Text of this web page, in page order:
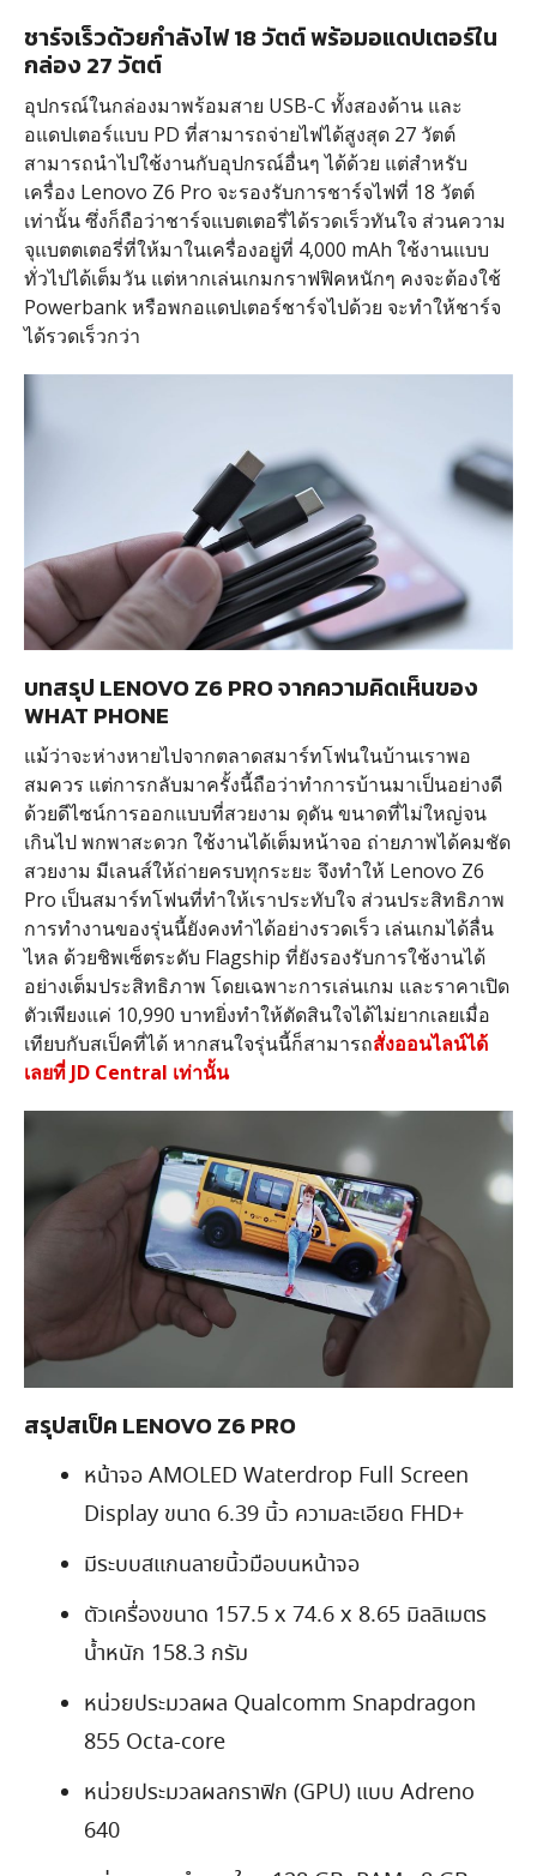
ชาร์จเร็วด้วยกำลังไฟ 18 วัตต์ พร้อมอแดปเตอร์ใน
กล่อง 27 วัตต์
อุปกรณ์ในกล่องมาพร้อมสาย USB-C ทั้งสองด้าน และ
อแดปเตอร์แบบ PD ที่สามารถจ่ายไฟได้สูงสุด 27 วัตต์
สามารถนำไปใช้งานกับอุปกรณ์อื่นๆ ได้ด้วย แต่สำหรับ
เครื่อง Lenovo Z6 Pro จะรองรับการชาร์จไฟที่ 18 วัตต์
เท่านั้น ซึ่งก็ถือว่าชาร์จแบตเตอรี่ได้รวดเร็วทันใจ ส่วนความ
จุแบตตเตอรี่ที่ให้มาในเครื่องอยู่ที่ 4,000 mAh ใช้งานแบบ
ทั่วไปได้เต็มวัน แต่หากเล่นเกมกราฟฟิคหนักๆ คงจะต้องใช้
Powerbank หรือพกอแดปเตอร์ชาร์จไปด้วย จะทำให้ชาร์จ
ได้รวดเร็วกว่า
บทสรุป LENOVO Z6 PRO จากความคิดเห็นของ
WHAT PHONE
แม้ว่าจะห่างหายไปจากตลาดสมาร์ทโฟนในบ้านเราพอ
สมควร แต่การกลับมาครั้งนี้ถือว่าทำการบ้านมาเป็นอย่างดี
ด้วยดีไซน์การออกแบบที่สวยงาม ดุดัน ขนาดที่ไม่ใหญ่จน
เกินไป พกพาสะดวก ใช้งานได้เต็มหน้าจอ ถ่ายภาพได้คมชัด
สวยงาม มีเลนส์ให้ถ่ายครบทุกระยะ จึงทำให้ Lenovo Z6
Pro เป็นสมาร์ทโฟนที่ทำให้เราประทับใจ ส่วนประสิทธิภาพ
การทำงานของรุ่นนี้ยังคงทำได้อย่างรวดเร็ว เล่นเกมได้ลื่น
ไหล ด้วยชิพเซ็ตระดับ Flagship ที่ยังรองรับการใช้งานได้
อย่างเต็มประสิทธิภาพ โดยเฉพาะการเล่นเกม และราคาเปิด
ตัวเพียงแค่ 10,990 บาทยิ่งทำให้ตัดสินใจได้ไม่ยากเลยเมื่อ
เทียบกับสเป็คที่ได้ หากสนใจรุ่นนี้ก็สามารถสั่งออนไลน์ได้
เลยที่ JD Central เท่านั้น
สรุปสเป็ค LENOVO Z6 PRO
หน้าจอ AMOLED Waterdrop Full Screen
Display ขนาด 6.39 นิ้ว ความละเอียด FHD+
มีระบบสแกนลายนิ้วมือบนหน้าจอ
ตัวเครื่องขนาด 157.5 x 74.6 x 8.65 มิลลิเมตร
น้ำหนัก 158.3 กรัม
หน่วยประมวลผล Qualcomm Snapdragon
855 Octa-core
หน่วยประมวลผลกราฟิก (GPU) แบบ Adreno
640